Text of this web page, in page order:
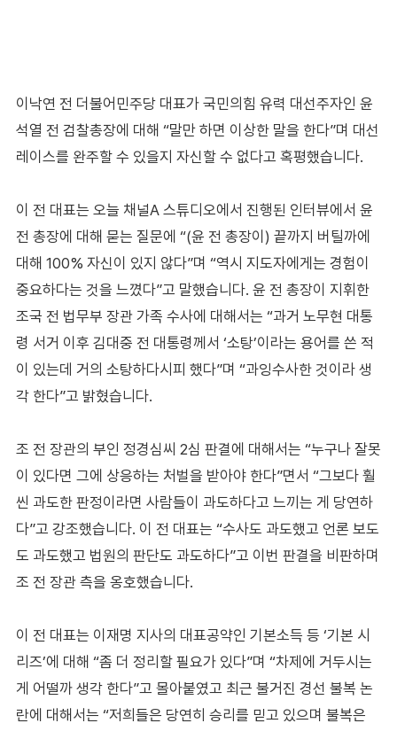
이낙연 전 더불어민주당 대표가 국민의힘 유력 대선주자인 윤
석열 전 검찰총장에 대해 “말만 하면 이상한 말을 한다”며 대선
레이스를 완주할 수 있을지 자신할 수 없다고 혹평했습니다.
이 전 대표는 오늘 채널A 스튜디오에서 진행된 인터뷰에서 윤
전 총장에 대해 묻는 질문에 “(윤 전 총장이) 끝까지 버틸까에
대해 100% 자신이 있지 않다”며 “역시 지도자에게는 경험이
중요하다는 것을 느꼈다”고 말했습니다. 윤 전 총장이 지휘한
조국 전 법무부 장관 가족 수사에 대해서는 “과거 노무현 대통
령 서거 이후 김대중 전 대통령께서 ‘소탕’이라는 용어를 쓴 적
이 있는데 거의 소탕하다시피 했다”며 “과잉수사한 것이라 생
각 한다”고 밝혔습니다.
조 전 장관의 부인 정경심씨 2심 판결에 대해서는 “누구나 잘못
이 있다면 그에 상응하는 처벌을 받아야 한다”면서 “그보다 훨
씬 과도한 판정이라면 사람들이 과도하다고 느끼는 게 당연하
다”고 강조했습니다. 이 전 대표는 “수사도 과도했고 언론 보도
도 과도했고 법원의 판단도 과도하다”고 이번 판결을 비판하며
조 전 장관 측을 옹호했습니다.
이 전 대표는 이재명 지사의 대표공약인 기본소득 등 ‘기본 시
리즈’에 대해 “좀 더 정리할 필요가 있다”며 “차제에 거두시는
게 어떨까 생각 한다”고 몰아붙였고 최근 불거진 경선 불복 논
란에 대해서는 “저희들은 당연히 승리를 믿고 있으며 불복은